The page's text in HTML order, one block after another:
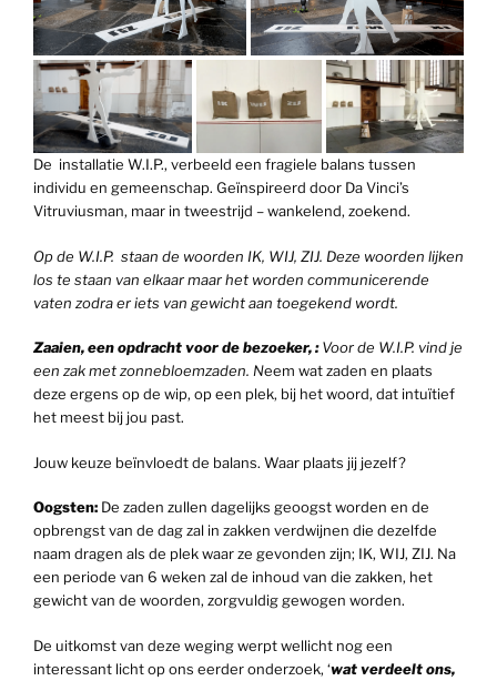
De installatie W.I.P., verbeeld een fragiele balans tussen
individu en gemeenschap. Geïnspireerd door Da Vinci’s
Vitruviusman, maar in tweestrijd – wankelend, zoekend.
Op de W.I.P. staan de woorden IK, WIJ, ZIJ. Deze woorden lijken
los te staan van elkaar maar het worden communicerende
vaten zodra er iets van gewicht aan toegekend wordt.
Zaaien, een opdracht voor de bezoeker, :Voor de W.I.P. vind je
een zak met zonnebloemzaden. Neem wat zaden en plaats
deze ergens op de wip, op een plek, bij het woord, dat intuïtief
het meest bij jou past.
Jouw keuze beïnvloedt de balans. Waar plaats jij jezelf?
Oogsten: De zaden zullen dagelijks geoogst worden en de
opbrengst van de dag zal in zakken verdwijnen die dezelfde
naam dragen als de plek waar ze gevonden zijn; IK, WIJ, ZIJ. Na
een periode van 6 weken zal de inhoud van die zakken, het
gewicht van de woorden, zorgvuldig gewogen worden.
De uitkomst van deze weging werpt wellicht nog een
interessant licht op ons eerder onderzoek, ‘wat verdeelt ons,